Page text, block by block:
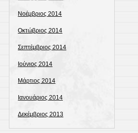
Νοέμβριος 2014
Οκτώβριος 2014
Σεπτέμβριος 2014
Ιούνιος 2014
Μάρτιος 2014
Ιανουάριος 2014
Δεκέμβριος 2013